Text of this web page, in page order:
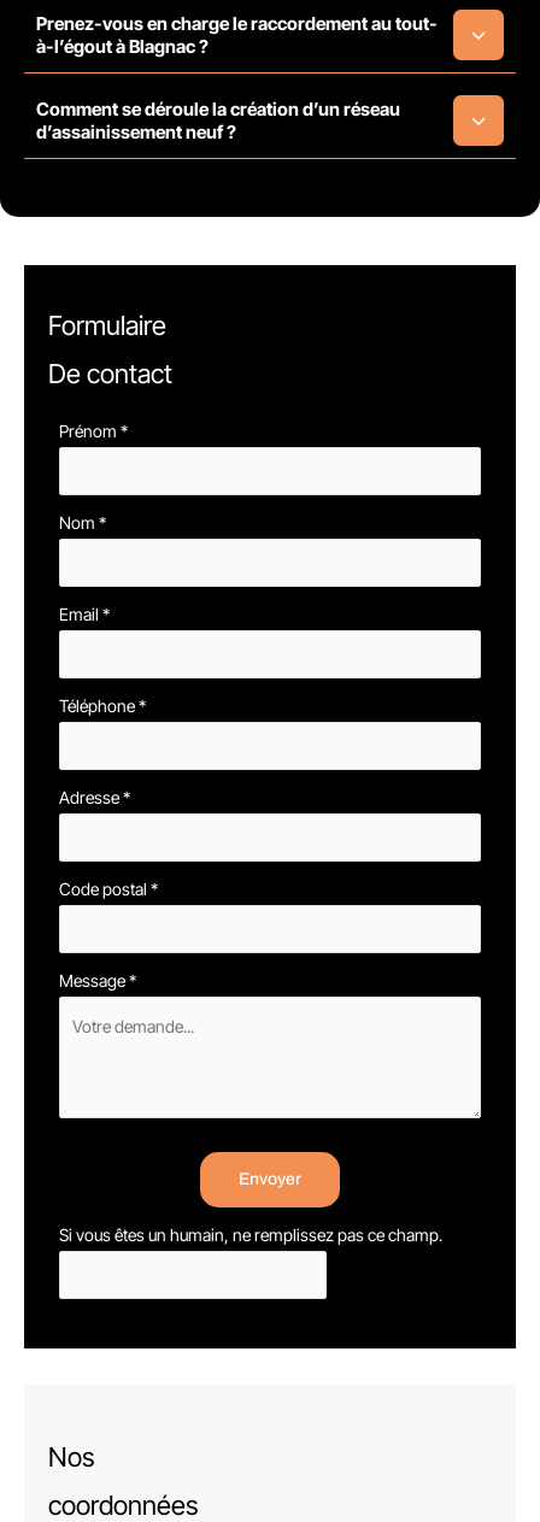
Prenez-vous en charge le raccordement au tout-
à-l’égout à Blagnac ?
Comment se déroule la création d’un réseau
d’assainissement neuf ?
Formulaire
De contact
Formulaire
avec
téléphone
Prénom *
Nom *
Email *
Téléphone*
Adresse*
Code postal *
Message*
Envoyer
Si vous êtes un humain, ne remplissez pas ce champ.
Nos
coordonnées